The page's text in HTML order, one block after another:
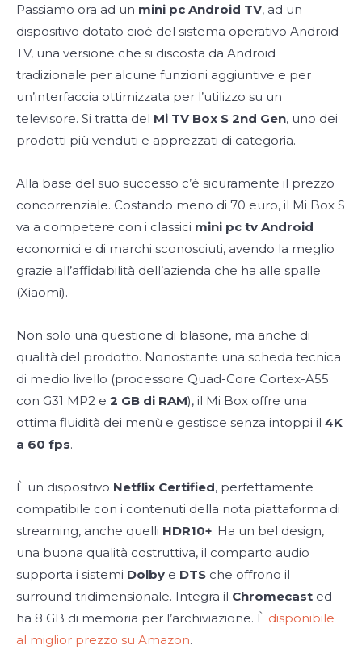
Passiamo ora ad un mini pc Android TV, ad un
dispositivo dotato cioè del sistema operativo Android
TV, una versione che si discosta da Android
tradizionale per alcune funzioni aggiuntive e per
un’interfaccia ottimizzata per l’utilizzo su un
televisore. Si tratta del Mi TV Box S 2nd Gen, uno dei
prodotti più venduti e apprezzati di categoria.
Alla base del suo successo c’è sicuramente il prezzo
concorrenziale. Costando meno di 70 euro, il Mi Box S
va a competere con i classici mini pc tv Android
economici e di marchi sconosciuti, avendo la meglio
grazie all’affidabilità dell’azienda che ha alle spalle
(Xiaomi).
Non solo una questione di blasone, ma anche di
qualità del prodotto. Nonostante una scheda tecnica
di medio livello (processore Quad-Core Cortex-A55
con G31 MP2 e 2 GB di RAM), il Mi Box offre una
ottima fluidità dei menù e gestisce senza intoppi il 4K
a 60 fps.
È un dispositivo Netflix Certified, perfettamente
compatibile con i contenuti della nota piattaforma di
streaming, anche quelli HDR10+. Ha un bel design,
una buona qualità costruttiva, il comparto audio
supporta i sistemi Dolby e DTS che offrono il
surround tridimensionale. Integra il Chromecast ed
ha 8 GB di memoria per l’archiviazione. È disponibile
al miglior prezzo su Amazon.